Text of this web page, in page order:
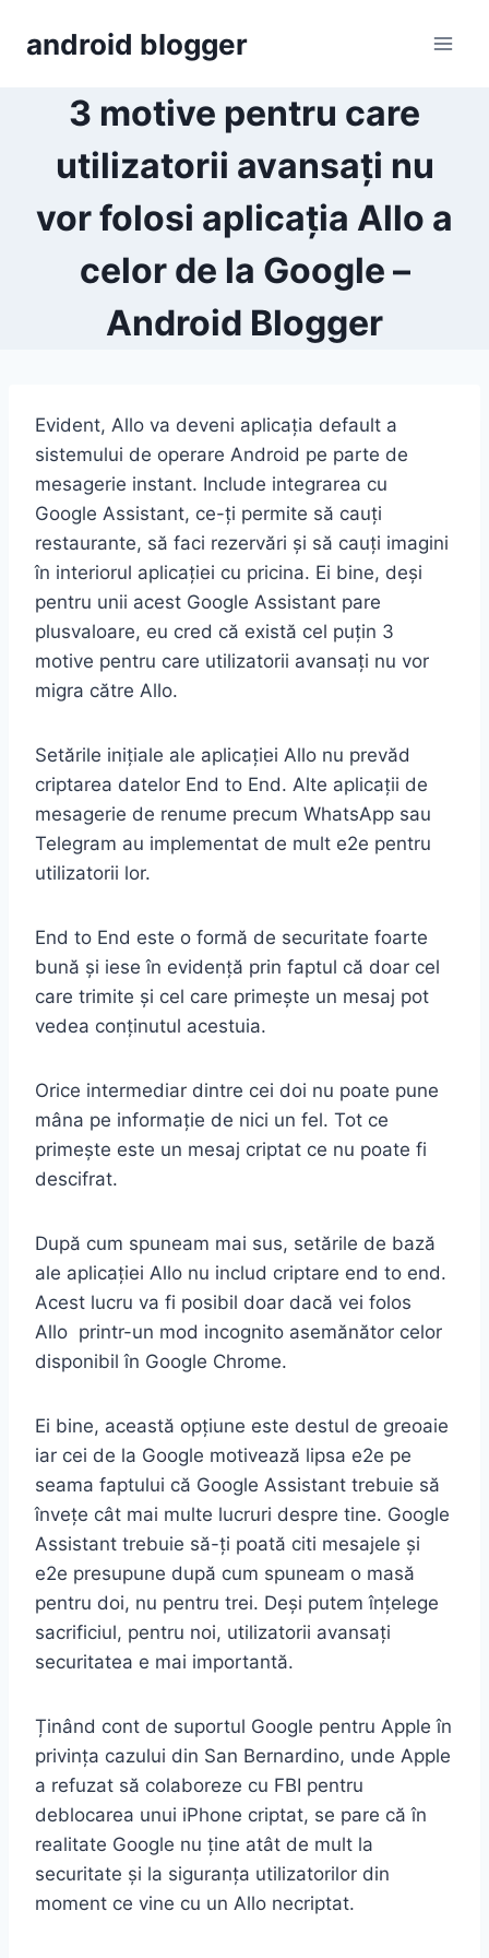
android blogger
3 motive pentru care
utilizatorii avansați nu
vor folosi aplicația Allo a
celor de la Google –
Android Blogger
Evident, Allo va deveni aplicația default a
sistemului de operare Android pe parte de
mesagerie instant. Include integrarea cu
Google Assistant, ce-ți permite să cauți
restaurante, să faci rezervări și să cauți imagini
în interiorul aplicației cu pricina. Ei bine, deși
pentru unii acest Google Assistant pare
plusvaloare, eu cred că există cel puțin 3
motive pentru care utilizatorii avansați nu vor
migra către Allo.
Setările inițiale ale aplicației Allo nu prevăd
criptarea datelor End to End. Alte aplicații de
mesagerie de renume precum WhatsApp sau
Telegram au implementat de mult e2e pentru
utilizatorii lor.
End to End este o formă de securitate foarte
bună și iese în evidență prin faptul că doar cel
care trimite și cel care primește un mesaj pot
vedea conținutul acestuia.
Orice intermediar dintre cei doi nu poate pune
mâna pe informație de nici un fel. Tot ce
primește este un mesaj criptat ce nu poate fi
descifrat.
După cum spuneam mai sus, setările de bază
ale aplicației Allo nu includ criptare end to end.
Acest lucru va fi posibil doar dacă vei folos
Allo printr-un mod incognito asemănător celor
disponibil în Google Chrome.
Ei bine, această opțiune este destul de greoaie
iar cei de la Google motivează lipsa e2e pe
seama faptului că Google Assistant trebuie să
învețe cât mai multe lucruri despre tine. Google
Assistant trebuie să-ți poată citi mesajele și
e2e presupune după cum spuneam o masă
pentru doi, nu pentru trei. Deși putem înțelege
sacrificiul, pentru noi, utilizatorii avansați
securitatea e mai importantă.
Ținând cont de suportul Google pentru Apple în
privința cazului din San Bernardino, unde Apple
a refuzat să colaboreze cu FBI pentru
deblocarea unui iPhone criptat, se pare că în
realitate Google nu ține atât de mult la
securitate și la siguranța utilizatorilor din
moment ce vine cu un Allo necriptat.